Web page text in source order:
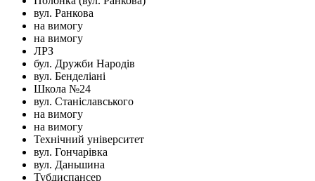
вул. Ранкова
на вимогу
на вимогу
ЛРЗ
бул. Дружби Народів
вул. Бенделіані
Школа №24
вул. Станіславського
на вимогу
на вимогу
Технічний університет
вул. Гончарівка
вул. Даньшина
Тубдиспансер